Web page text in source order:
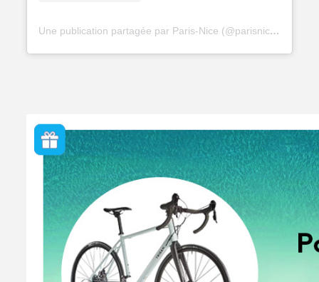
Une publication partagée par Paris-Nice (@parisnicecourse)